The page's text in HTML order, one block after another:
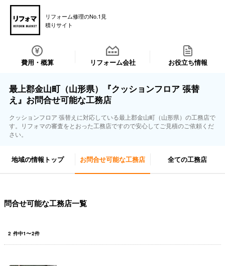
リフォーム修理のNo.1見
積りサイト
費用・概算 リフォーム会社 お役立ち情報
最上郡金山町（山形県）『クッションフロア 張替
え』お問合せ可能な工務店
クッションフロア 張替えに対応している最上郡金山町（山形県）の工務店で
す。リフォマの審査をとおった工務店ですので安心してご見積のご依頼くだ
さい。
地域の情報トップ お問合せ可能な工務店 全ての工務店
問合せ可能な工務店一覧
2 件中1〜2件